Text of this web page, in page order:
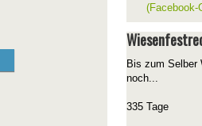
(Facebook-
Bis zum Selber
noch...
335 Tage